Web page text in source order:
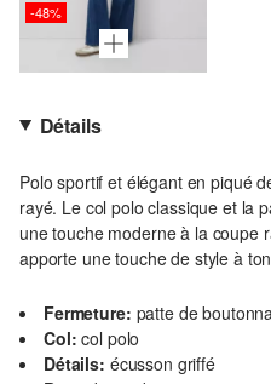
-48%
Détails
Polo sportif et élégant en piqué
rayé. Le col polo classique et la
une touche moderne à la coupe
apporte une touche de style à
Fermeture: patte de
Col: col polo
Détails: écusson griffé